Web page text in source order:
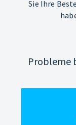
Sie Ihre
Probleme